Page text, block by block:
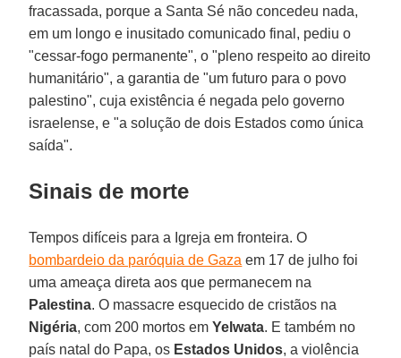
fracassada, porque a Santa Sé não concedeu nada,
em um longo e inusitado comunicado final, pediu o
"cessar-fogo permanente", o "pleno respeito ao direito
humanitário", a garantia de "um futuro para o povo
palestino", cuja existência é negada pelo governo
israelense, e "a solução de dois Estados como única
saída".
Sinais de morte
Tempos difíceis para a Igreja em fronteira. O
bombardeio da paróquia de Gaza em 17 de julho foi
uma ameaça direta aos que permanecem na
Palestina. O massacre esquecido de cristãos na
Nigéria, com 200 mortos emYelwata. E também no
país natal do Papa, os Estados Unidos, a violência